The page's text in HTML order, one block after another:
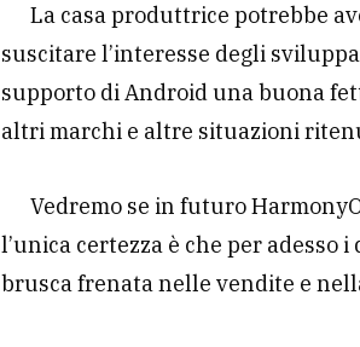
La casa produttrice potrebbe
suscitare l’interesse degli
supporto di Android una buona
altri marchi e altre situazioni
Vedremo se in futuro
l’unica certezza è che per adesso
brusca frenata nelle vendite e